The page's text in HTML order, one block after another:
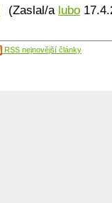
(Zaslal/a lubo
RSS nejnovější články